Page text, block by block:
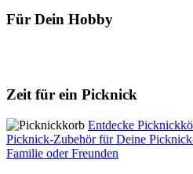
Für Dein Hobby
Zeit für ein Picknick
Entdecke
Picknick-Zubehör für Deine
Familie oder Freunden